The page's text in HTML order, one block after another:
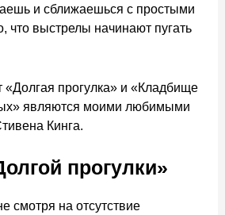
и сближаешься с простыми
что выстрелы начинают пугать
прогулка» и «Кладбище
являются моими любимыми
Кинга.
прогулки»
смотря на отсутствие